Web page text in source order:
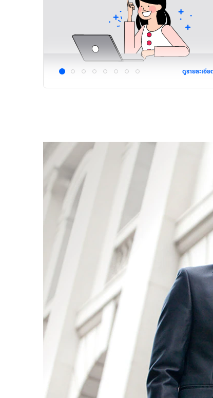
1 2 3 4 5 6 7 8
ดูรายละเอีย